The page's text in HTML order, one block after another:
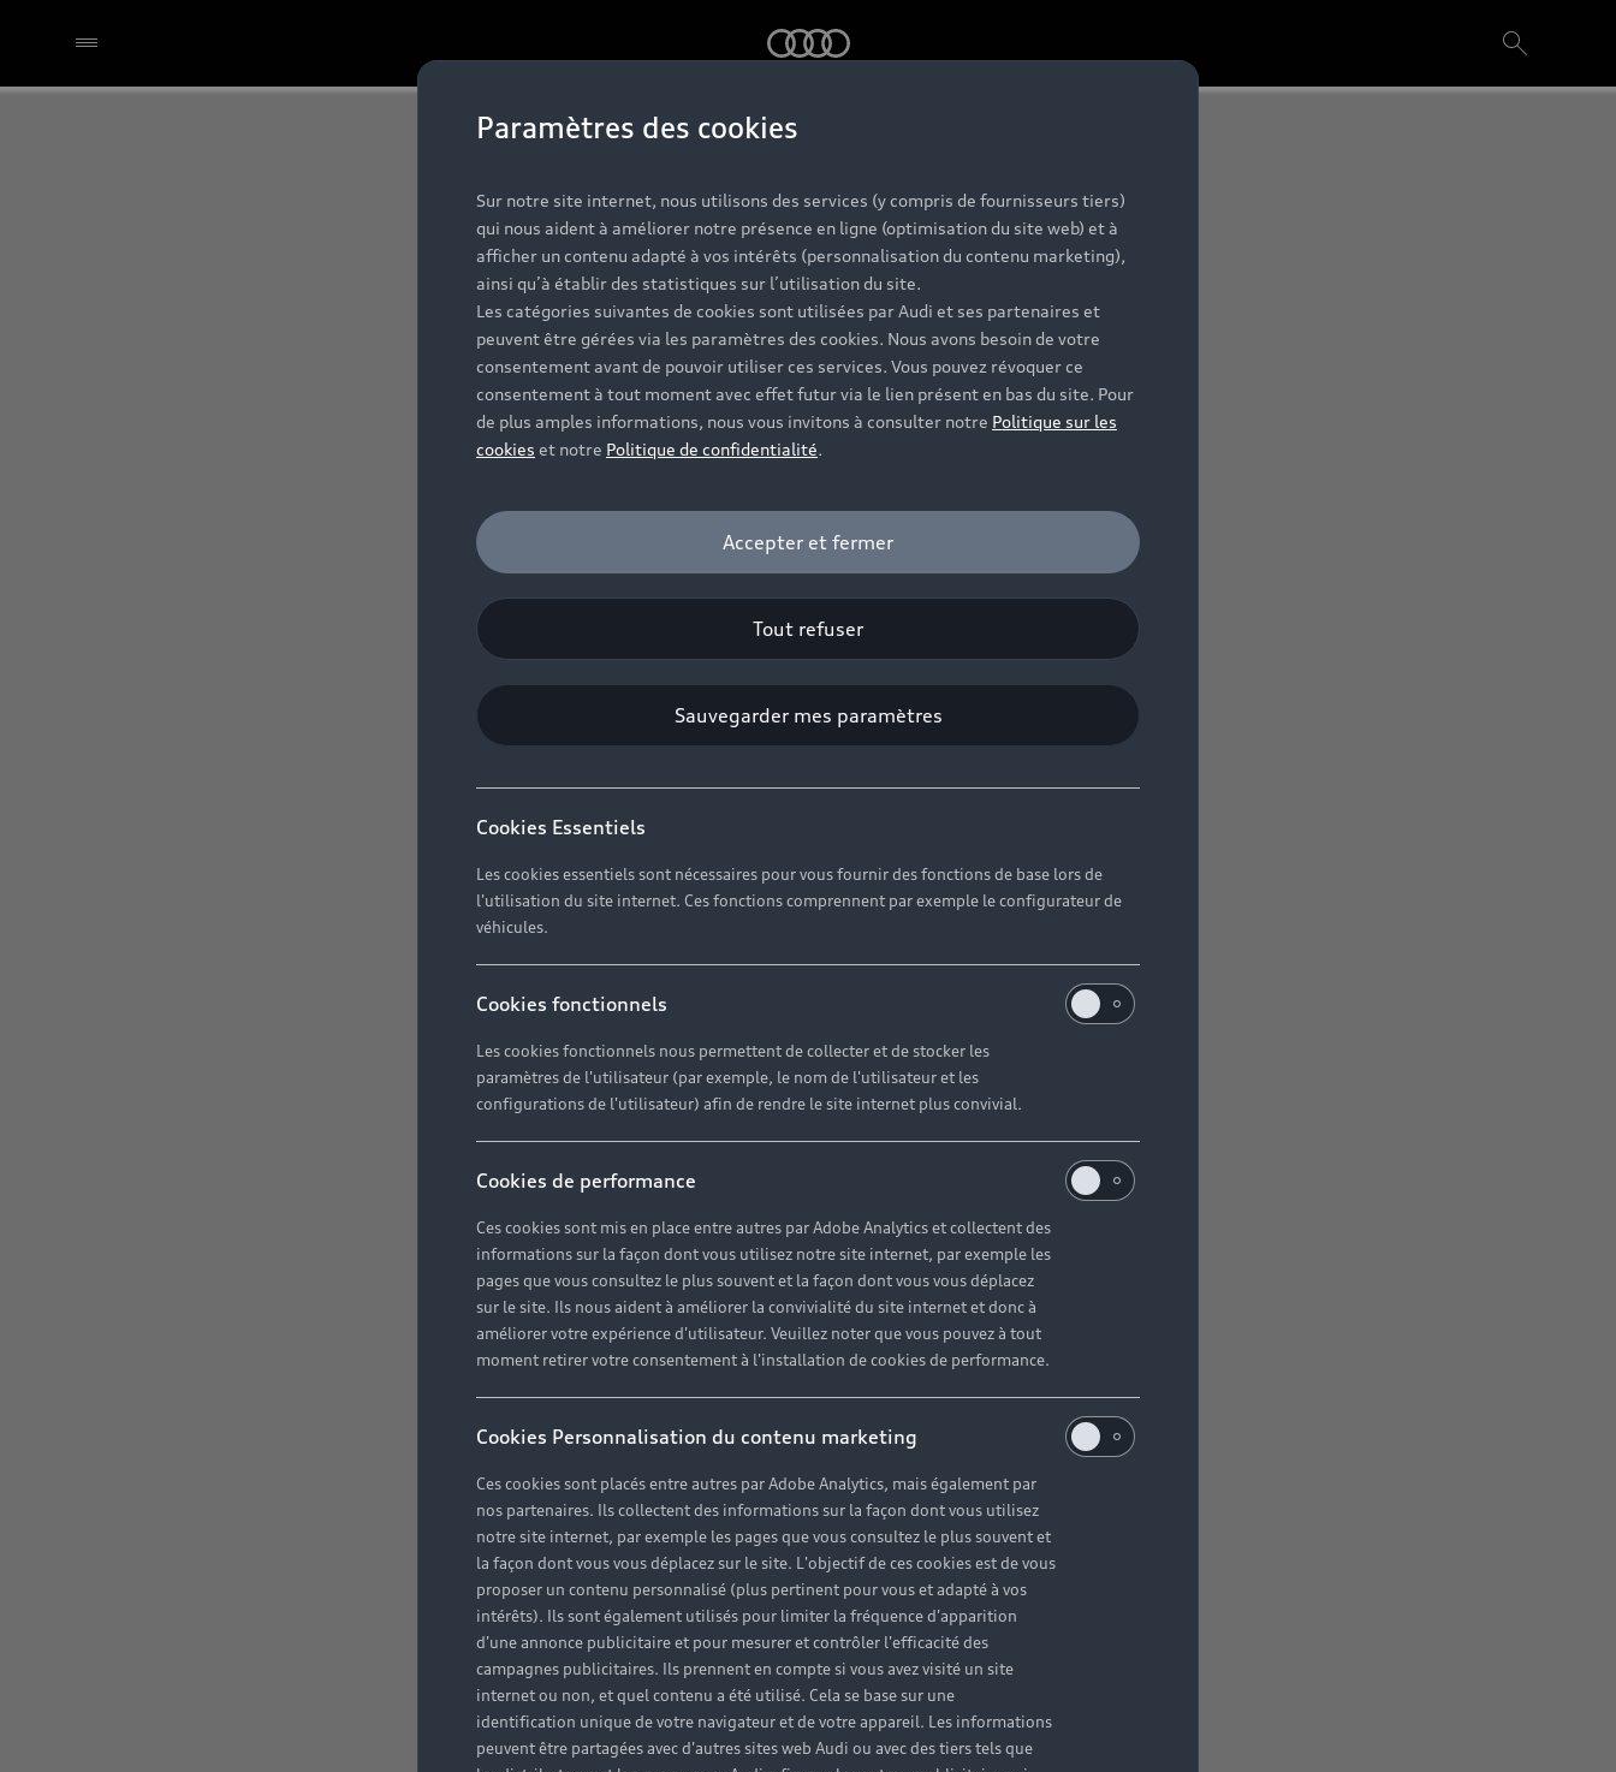
Paramètres des cookies
Sur notre site internet, nous utilisons des services (y compris de fournisseurs tiers)
qui nous aident à améliorer notre présence en ligne (optimisation du site web) et à
afficher un contenu adapté à vos intérêts (personnalisation du contenu marketing),
ainsi qu’à établir des statistiques sur l’utilisation du site.
Les catégories suivantes de cookies sont utilisées par Audi et ses partenaires et
peuvent être gérées via les paramètres des cookies. Nous avons besoin de votre
consentement avant de pouvoir utiliser ces services. Vous pouvez révoquer ce
consentement à tout moment avec effet futur via le lien présent en bas du site. Pour
de plus amples informations, nous vous invitons à consulter notre Politique sur les
cookies et notre Politique de confidentialité.
Accepter et fermer
Tout refuser
Sauvegarder mes paramètres
Cookies Essentiels
Les cookies essentiels sont nécessaires pour vous fournir des fonctions de base lors de
l'utilisation du site internet. Ces fonctions comprennent par exemple le configurateur de
véhicules.
Cookies fonctionnels
Les cookies fonctionnels nous permettent de collecter et de stocker les
paramètres de l'utilisateur (par exemple, le nom de l'utilisateur et les
configurations de l'utilisateur) afin de rendre le site internet plus convivial.
Cookies de performance
Ces cookies sont mis en place entre autres par Adobe Analytics et collectent des
informations sur la façon dont vous utilisez notre site internet, par exemple les
pages que vous consultez le plus souvent et la façon dont vous vous déplacez
sur le site. Ils nous aident à améliorer la convivialité du site internet et donc à
améliorer votre expérience d'utilisateur. Veuillez noter que vous pouvez à tout
moment retirer votre consentement à l'installation de cookies de performance.
Cookies Personnalisation du contenu marketing
Ces cookies sont placés entre autres par Adobe Analytics, mais également par
nos partenaires. Ils collectent des informations sur la façon dont vous utilisez
notre site internet, par exemple les pages que vous consultez le plus souvent et
la façon dont vous vous déplacez sur le site. L'objectif de ces cookies est de vous
proposer un contenu personnalisé (plus pertinent pour vous et adapté à vos
intérêts). Ils sont également utilisés pour limiter la fréquence d'apparition
d'une annonce publicitaire et pour mesurer et contrôler l'efficacité des
campagnes publicitaires. Ils prennent en compte si vous avez visité un site
internet ou non, et quel contenu a été utilisé. Cela se base sur une
identification unique de votre navigateur et de votre appareil. Les informations
peuvent être partagées avec d'autres sites web Audi ou avec des tiers tels que